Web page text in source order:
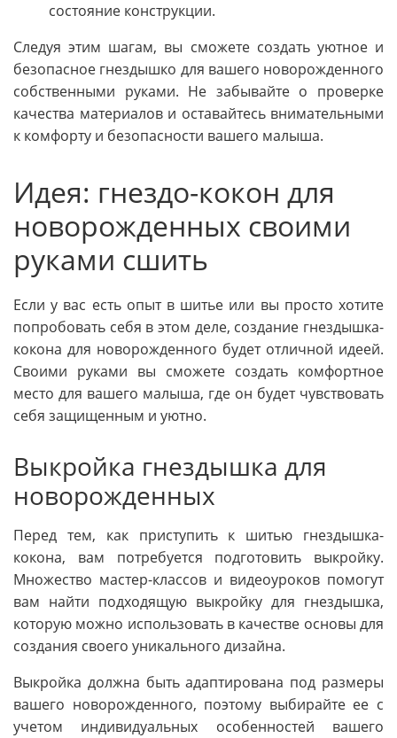
состояние конструкции.
Следуя этим шагам, вы сможете создать уютное и
безопасное гнездышко для вашего новорожденного
собственными руками. Не забывайте о проверке
качества материалов и оставайтесь внимательными
к комфорту и безопасности вашего малыша.
Идея: гнездо-кокон для
новорожденных своими
руками сшить
Если у вас есть опыт в шитье или вы просто хотите
попробовать себя в этом деле, создание гнездышка-
кокона для новорожденного будет отличной идеей.
Своими руками вы сможете создать комфортное
место для вашего малыша, где он будет чувствовать
себя защищенным и уютно.
Выкройка гнездышка для
новорожденных
Перед тем, как приступить к шитью гнездышка-
кокона, вам потребуется подготовить выкройку.
Множество мастер-классов и видеоуроков помогут
вам найти подходящую выкройку для гнездышка,
которую можно использовать в качестве основы для
создания своего уникального дизайна.
Выкройка должна быть адаптирована под размеры
вашего новорожденного, поэтому выбирайте ее с
учетом индивидуальных особенностей вашего